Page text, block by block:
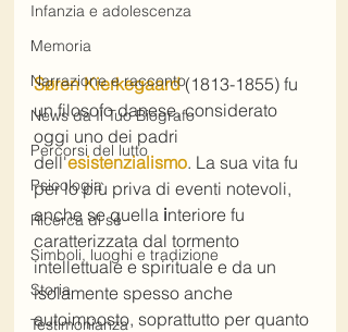
Infanzia e adolescenza
Memoria
Narrazione e racconto
News da Il Tuo Biografo
Percorsi del lutto
Psicologia
Ricerca di sé
Simboli, luoghi e tradizione
Storia
Testimonianza
Søren Kierkegaard (1813-1855) fu
un filosofo danese, considerato
oggi uno dei padri
dell'esistenzialismo. La sua vita fu
per lo più priva di eventi notevoli,
anche se quella interiore fu
caratterizzata dal tormento
intellettuale e spirituale e da un
isolamente spesso anche
autoimposto, soprattutto per quanto